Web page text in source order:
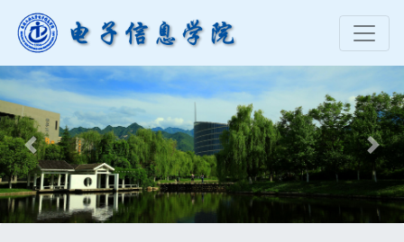
Previous Next